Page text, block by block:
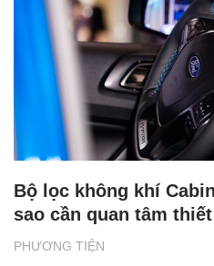
PHƯƠNG TIỆN
Bộ lọc không khí
sao cần quan tâm